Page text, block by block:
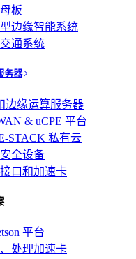
板
边缘智能系统
通系统
务器
边缘运算服务器
& uCPE 平台
STACK 私有云
全设备
口和加速卡
平台
处理加速卡